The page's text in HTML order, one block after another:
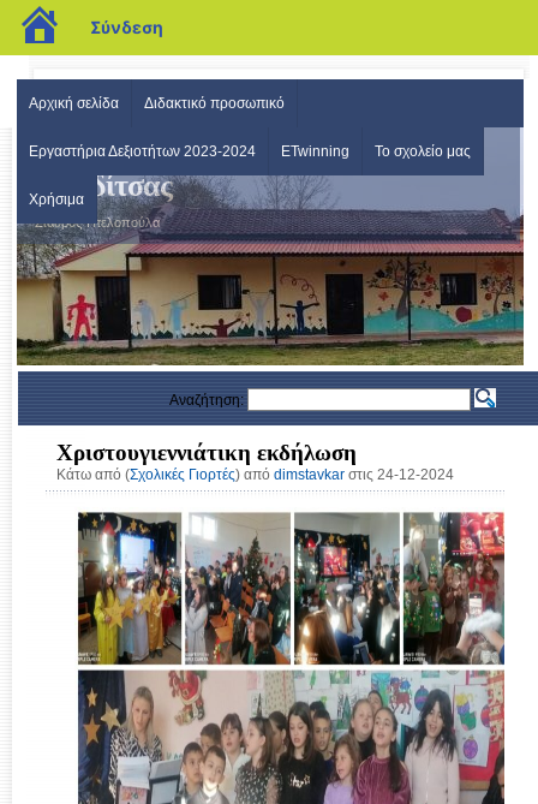
blogs.sch.gr
Σύνδεση
Αρχική σελίδα Διδακτικό προσωπικό
Εργαστήρια Δεξιοτήτων 2023-2024 ETwinning Το σχολείο μας
Χρήσιμα
Δημοτικό Σχολείο Σταυρού
Καρδίτσας
Σταυρός-Πτελοπούλα
Αναζήτηση:
Χριστουγιεννιάτικη εκδήλωση
Κάτω από (Σχολικές Γιορτές) από dimstavkar στις 24-12-2024